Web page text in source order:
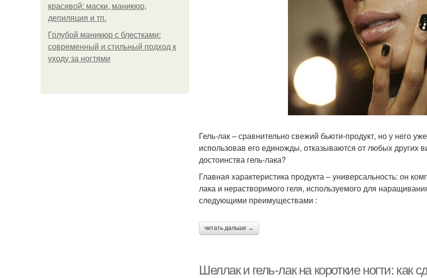
красивой: маски, маникюр,
депиляция и тп.
Голубой маникюр с блестками:
современный и стильный подход к
уходу за ногтями
Рисунки на ногти
Ногти для новичков
Острые ногти
Гель-лак – сравнительно свежий бьюти-продукт, но у него
использовав его единожды, отказываются от любых других
достоинства гель-лака?
Главная характеристика продукта – универсальность: он
лака и нерастворимого геля, используемого для
следующими преимуществами :
читать дальше →
Шеллак и гель-лак на короткие ногти: